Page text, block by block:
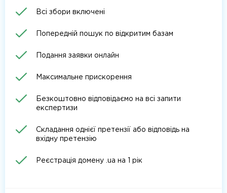
Всі збори включені
Попередній пошук по відкритим базам
Подання заявки онлайн
Максимальне прискорення
Безкоштовно відповідаємо на всі запити
експертизи
Складання однієї претензії або відповідь на
вхідну претензію
Реєстрація домену .ua на 1 рік